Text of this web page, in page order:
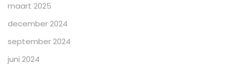
maart 2025
december 2024
september 2024
juni 2024